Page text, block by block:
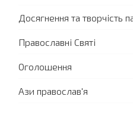
Досягнення та творчість
Православні Святі
Оголошення
Ази православ'я